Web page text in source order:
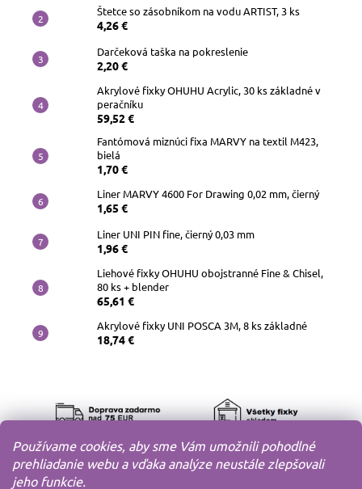
Používame cookies, aby sme Vám umožnili pohodlné
prehliadanie webu a vďaka analýze neustále zlepšovali
jeho funkcie.
Štetce so zásobníkom na vodu ARTIST, 3 ks
4,26 €
Darčeková taška na pokreslenie
2,20 €
Akrylové fixky OHUHU Acrylic, 30 ks základné v
peračníku
59,52 €
Fantómová miznúci fixa MARVY na textil M423,
bielá
1,70 €
Liner MARVY 4600 For Drawing 0,02 mm, čierný
1,65 €
Liner UNI PIN fine, čierný 0,03 mm
1,96 €
Liehové fixky OHUHU obojstranné Fine & Chisel,
80 ks + blender
65,61 €
Akrylové fixky UNI POSCA 3M, 8 ks základné
18,74 €